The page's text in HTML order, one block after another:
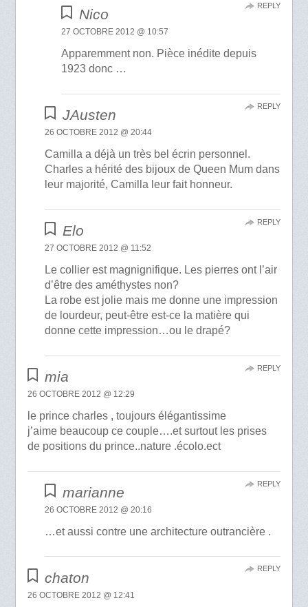
Nico
27 OCTOBRE 2012 @ 10:57
Apparemment non. Pièce inédite depuis
1923 donc …
REPLY
JAusten
26 OCTOBRE 2012 @ 20:44
Camilla a déjà un très bel écrin personnel.
Charles a hérité des bijoux de Queen Mum dans
leur majorité, Camilla leur fait honneur.
REPLY
Elo
27 OCTOBRE 2012 @ 11:52
Le collier est magnignifique. Les pierres ont l’air
d’être des améthystes non?
La robe est jolie mais me donne une impression
de lourdeur, peut-être est-ce la matière qui
donne cette impression…ou le drapé?
REPLY
mia
26 OCTOBRE 2012 @ 12:29
le prince charles , toujours élégantissime
j’aime beaucoup ce couple….et surtout les prises
de positions du prince..nature .écolo.ect
REPLY
marianne
26 OCTOBRE 2012 @ 20:16
…et aussi contre une architecture outrancière .
REPLY
chaton
26 OCTOBRE 2012 @ 12:41
REPLY